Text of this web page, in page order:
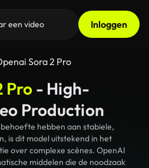
Inloggen
Sora 2 Pro
Pro - High-
Production
hebben aan stabiele,
is dit model uitstekend in het
over complexe scènes. OpenAI
middelen die de noodzaak